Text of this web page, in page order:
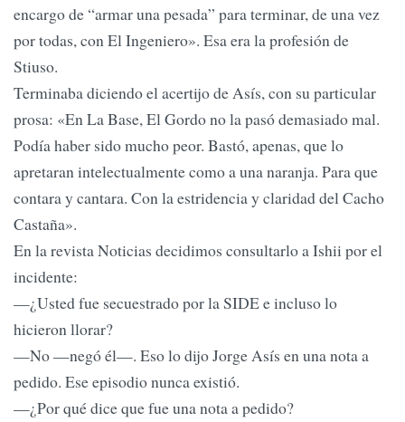
encargo de “armar una pesada” para terminar, de una vez
por todas, con El Ingeniero». Esa era la profesión de
Stiuso.
Terminaba diciendo el acertijo de Asís, con su particular
prosa: «En La Base, El Gordo no la pasó demasiado mal.
Podía haber sido mucho peor. Bastó, apenas, que lo
apretaran intelectualmente como a una naranja. Para que
contara y cantara. Con la estridencia y claridad del Cacho
Castaña».
En la revista Noticias decidimos consultarlo a Ishii por el
incidente:
—¿Usted fue secuestrado por la SIDE e incluso lo
hicieron llorar?
—No —negó él—. Eso lo dijo Jorge Asís en una nota a
pedido. Ese episodio nunca existió.
—¿Por qué dice que fue una nota a pedido?